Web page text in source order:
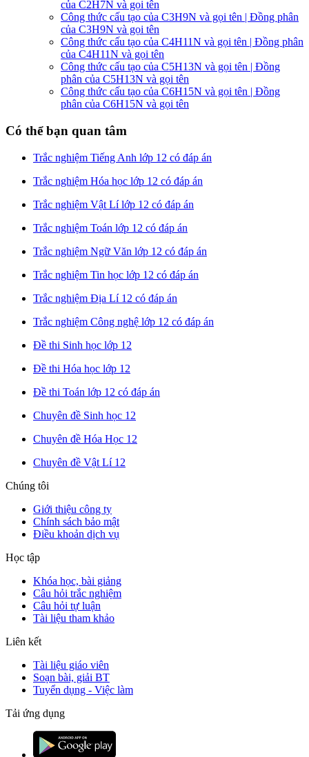
của C2H7N và gọi tên
Công thức cấu tạo của C3H9N và gọi tên | Đồng phân
của C3H9N và gọi tên
Công thức cấu tạo của C4H11N và gọi tên | Đồng phân
của C4H11N và gọi tên
Công thức cấu tạo của C5H13N và gọi tên | Đồng
phân của C5H13N và gọi tên
Công thức cấu tạo của C6H15N và gọi tên | Đồng
phân của C6H15N và gọi tên
Có thể bạn quan tâm
Trắc nghiệm Tiếng Anh lớp 12 có đáp án
Trắc nghiệm Hóa học lớp 12 có đáp án
Trắc nghiệm Vật Lí lớp 12 có đáp án
Trắc nghiệm Toán lớp 12 có đáp án
Trắc nghiệm Ngữ Văn lớp 12 có đáp án
Trắc nghiệm Tin học lớp 12 có đáp án
Trắc nghiệm Địa Lí 12 có đáp án
Trắc nghiệm Công nghệ lớp 12 có đáp án
Đề thi Sinh học lớp 12
Đề thi Hóa học lớp 12
Đề thi Toán lớp 12 có đáp án
Chuyên đề Sinh học 12
Chuyên đề Hóa Học 12
Chuyên đề Vật Lí 12
Chúng tôi
Giới thiệu công ty
Chính sách bảo mật
Điều khoản dịch vụ
Học tập
Khóa học, bài giảng
Câu hỏi trắc nghiệm
Câu hỏi tự luận
Tài liệu tham khảo
Liên kết
Tài liệu giáo viên
Soạn bài, giải BT
Tuyển dụng - Việc làm
Tải ứng dụng